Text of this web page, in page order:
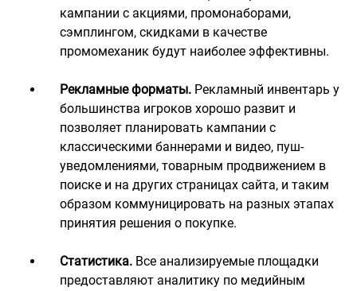
кампании с акциями, промонаборами,
сэмплингом, скидками в качестве
промомеханик будут наиболее эффективны.
Рекламные форматы. Рекламный инвентарь у
большинства игроков хорошо развит и
позволяет планировать кампании с
классическими баннерами и видео, пуш-
уведомлениями, товарным продвижением в
поиске и на других страницах сайта, и таким
образом коммуницировать на разных этапах
принятия решения о покупке.
Статистика. Все анализируемые площадки
предоставляют аналитику по медийным